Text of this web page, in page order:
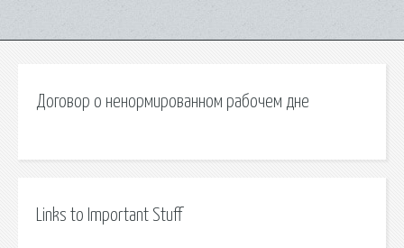
Договор о ненормированном рабочем дне
Links to Important Stuff